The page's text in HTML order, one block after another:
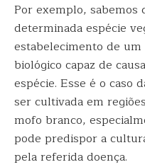
Por exemplo, sabemos
determinada espécie
estabelecimento de
biológico capaz de
espécie. Esse é o caso
ser cultivada em
mofo branco,
pode predispor a
pela referida doença.